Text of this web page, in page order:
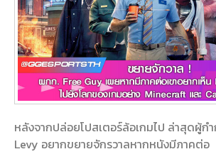
หลังจากปล่อยโปสเตอร์ล้อเกมไป ล่าสุดผู้ก
Levy อยากขยายจักรวาลหากหนังมีภาคต่อ